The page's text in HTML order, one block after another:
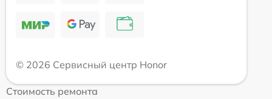
© 2026 Сервисный центр Honor
Стоимость ремонта